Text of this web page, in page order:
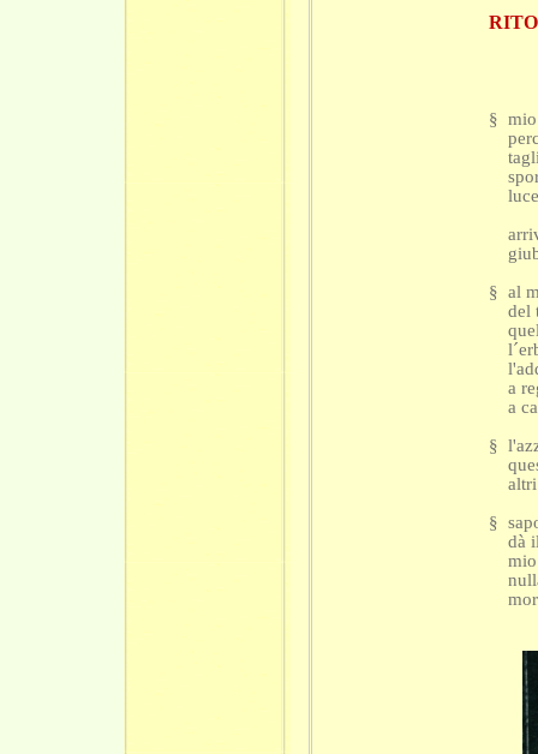
§ mio
luce
§ al
del
quel
a
a
§
altri
§
dà il
mio